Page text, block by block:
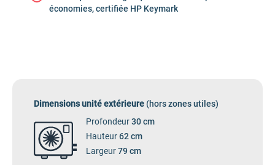
économies, certifiée HP Keymark
Dimensions unité extérieure (hors zones utiles)
Profondeur30 cm
Hauteur62 cm
Largeur79 cm